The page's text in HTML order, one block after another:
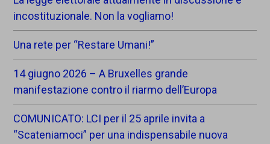
incostituzionale. Non la vogliamo!
Una rete per “Restare Umani!”
14 giugno 2026 – A Bruxelles grande
manifestazione contro il riarmo dell’Europa
COMUNICATO: LCI per il 25 aprile invita a
“Scateniamoci” per una indispensabile nuova